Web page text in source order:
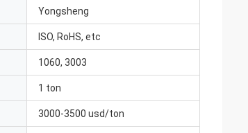
Yongsheng
ISO, RoHS, etc
1060, 3003
1 ton
3000-3500 usd/ton